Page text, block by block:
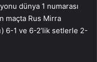
dünya 1 numarası
maçta Rus Mirra
6-1 ve 6-2’lik setlerle 2-